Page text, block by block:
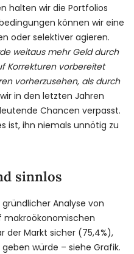
halten wir die Portfolios
können wir eine
oder selektiver agieren.
weitaus mehr Geld durch
Korrekturen vorbereitet
vorherzusehen, als durch
in den letzten Jahren
Chancen verpasst.
ist, ihn niemals unnötig zu
sinnlos
Analyse von
der Markt sicher (75,4%),
würde – siehe Grafik.